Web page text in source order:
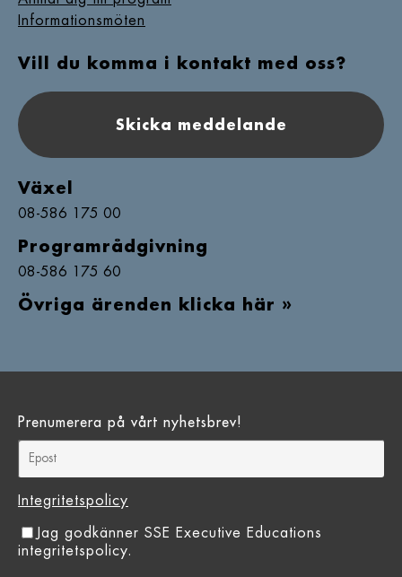
Informationsmöten
Vill du komma i kontakt med oss?
Skicka meddelande
Växel
08-586 175 00
Programrådgivning
08-586 175 60
Övriga ärenden klicka här »
Prenumerera på vårt nyhetsbrev!
Integritetspolicy
Jag godkänner SSE Executive Educations
integritetspolicy.